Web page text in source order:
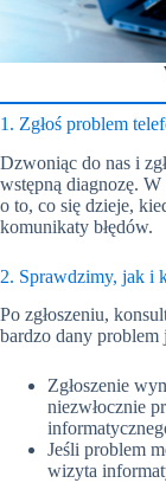
1. Zgłoś problem
Dzwoniąc do nas i
wstępną diagnozę.
o to, co się dzieje,
komunikaty błędów.
2. Sprawdzimy, jak i
Po zgłoszeniu,
bardzo dany problem
Zgłoszenie
niezwłocznie
Jeśli problem
wizyta